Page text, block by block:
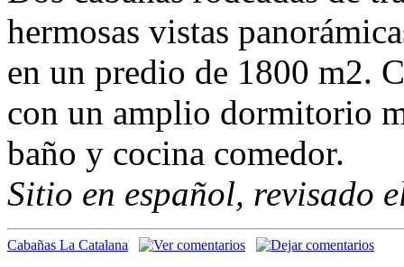
hermosas vistas
en un predio de 1800 m2.
con un amplio dormitorio
baño y cocina comedor.
Sitio en español, revisado
Cabañas La Catalana